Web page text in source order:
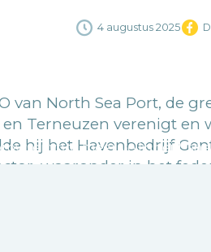
4 augustus 2025
van North Sea Port, de
Terneuzen verenigt en
hij het Havenbedrijf
waaronder in het
voor meer veiligheid,